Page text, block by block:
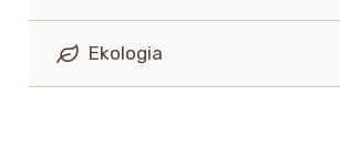
Ekologia